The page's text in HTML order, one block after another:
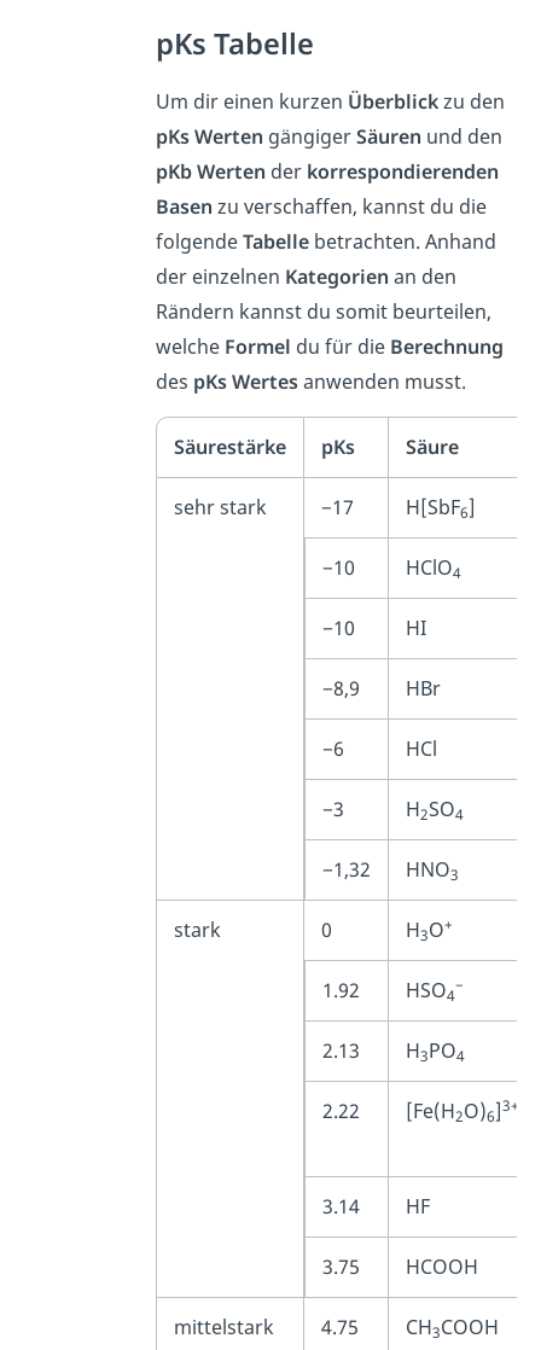
pKs Tabelle
Um dir einen kurzen Überblickzu den
pKsWerten gängigerSäuren und den
pKbWerten der korrespondierenden
Basen zu verschaffen, kannst du die
folgendeTabelle betrachten. Anhand
der einzelnen Kategorien an den
Rändern kannst du somit beurteilen,
welche Formel du für die Berechnung
des pKsWertesanwenden musst.
Säurestärke pKs Säure
sehr stark −17 H[SbF6]
−10 HClO4
−10 HI
−8,9 HBr
−6 HCl
−3 H2SO4
−1,32 HNO3
stark 0 H3O+
1.92 HSO4
−
2.13 H3PO4
2.22 [Fe(H2O)6]3+
3.14 HF
3.75 HCOOH
mittelstark 4.75 CH3COOH